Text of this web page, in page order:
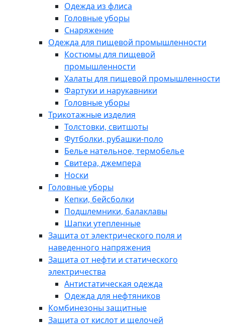
Одежда из флиса
Головные уборы
Снаряжение
Одежда для пищевой промышленности
Костюмы для пищевой
промышленности
Халаты для пищевой промышленности
Фартуки и нарукавники
Головные уборы
Трикотажные изделия
Толстовки, свитшоты
Футболки, рубашки-поло
Белье нательное, термобелье
Свитера, джемпера
Носки
Головные уборы
Кепки, бейсболки
Подшлемники, балаклавы
Шапки утепленные
Защита от электрического поля и
наведенного напряжения
Защита от нефти и статического
электричества
Антистатическая одежда
Одежда для нефтяников
Комбинезоны защитные
Защита от кислот и щелочей